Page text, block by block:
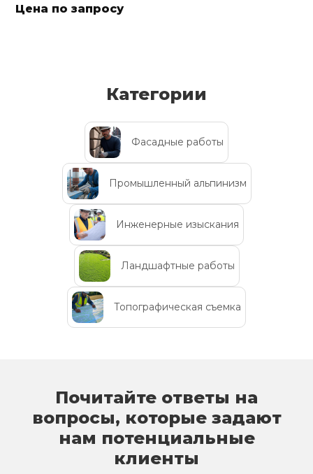
Цена по запросу
Категории
Фасадные работы
Промышленный альпинизм
Инженерные изыскания
Ландшафтные работы
Топографическая съемка
Почитайте ответы на
вопросы, которые задают
нам потенциальные
клиенты